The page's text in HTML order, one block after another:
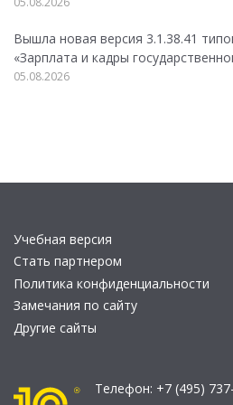
Вышла новая версия 3.1.38.41
«Зарплата и кадры
05.08.2026
Учебная версия
Стать партнером
Политика конфиденциальности
Замечания по сайту
Другие сайты
Телефон: +7 (495)